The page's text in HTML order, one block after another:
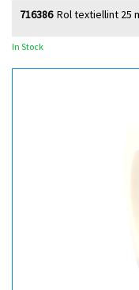
Rol textiellint 25
716386
In Stock